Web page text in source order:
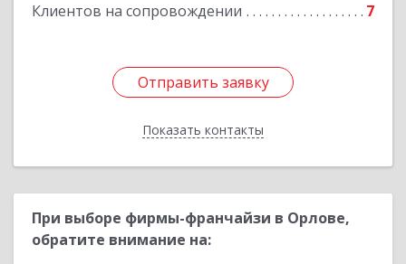
Клиентов на сопровождении 7
Отправить заявку
Показать контакты
Подробнее
Отправить заявку
Назад
При выборе фирмы-франчайзи в Орлове,
обратите внимание на: